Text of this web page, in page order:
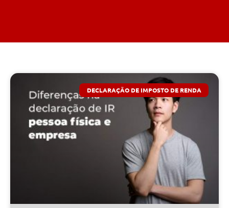
DECLARAÇÃO DE IMPOSTO DE RENDA